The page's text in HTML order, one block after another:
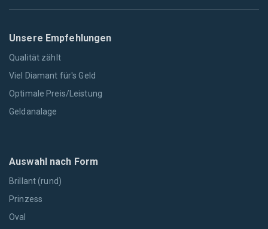
Unsere Empfehlungen
Qualität zählt
Viel Diamant für's Geld
Optimale Preis/Leistung
Geldanalage
Auswahl nach Form
Brillant (rund)
Prinzess
Oval